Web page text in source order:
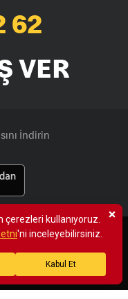
62
VER
İndirin
çerezlere yer
çerez aydınlatma
tıklayınız.